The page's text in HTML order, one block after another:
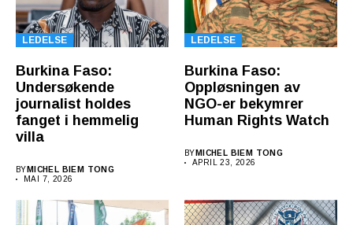
LEDELSE
Burkina Faso:
Undersøkende
journalist holdes
fanget i hemmelig
villa
BY MICHEL BIEM TONG
MAI 7, 2026
LEDELSE
Burkina Faso:
Oppløsningen av
NGO-er bekymrer
Human Rights Watch
BY MICHEL BIEM TONG
APRIL 23, 2026